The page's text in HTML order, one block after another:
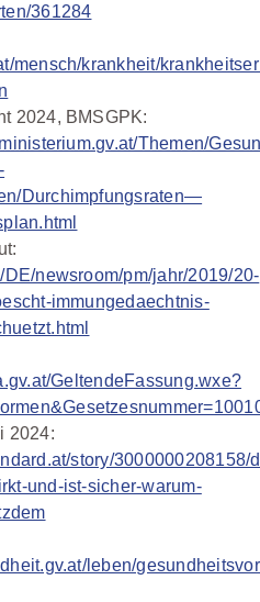
361284
mensch/krankheit/
2024, BMSGPK:
Themen/
Durchimpfungsraten—
DE/newsroom/pm/jahr/2019/20-
immungedaechtnis-
GeltendeFassung.wxe?
2024:
story/3000000208158/
und-ist-sicher-warum-
leben/